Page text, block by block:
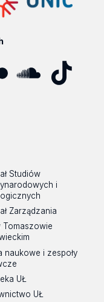
Studiów
i
Zarządzania
Tomaszowie
naukowe i zespoły
UŁ
UŁ